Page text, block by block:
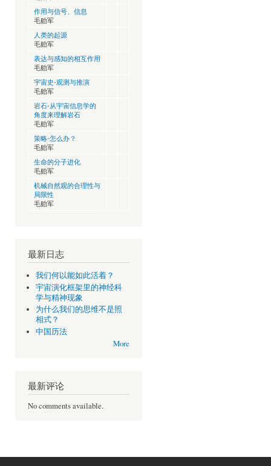
作用与信号、信息
毛贻军
人类的起源
毛贻军
表达与感知的相互作用
毛贻军
宇宙史-观测与推演
毛贻军
岩石-从宇宙信息学的
角度来理解岩石
毛贻军
策略-怎么办？
毛贻军
生命的分子进化
毛贻军
机械自然观的合理性与
局限性
毛贻军
最新日志
我们何以能如此活着？
宇宙演化框架里的神经科
学与精神现象
为什么我们的思维不是照
相式？
中国历法
More
最新评论
No comments available.